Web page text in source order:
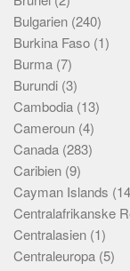
Bulgarien (240)
Burkina Faso (1)
Burma (7)
Burundi (3)
Cambodia (13)
Cameroun (4)
Canada (283)
Caribien (9)
Cayman Islands
Centralafrikanske
Centralasien (1)
Centraleuropa (5)